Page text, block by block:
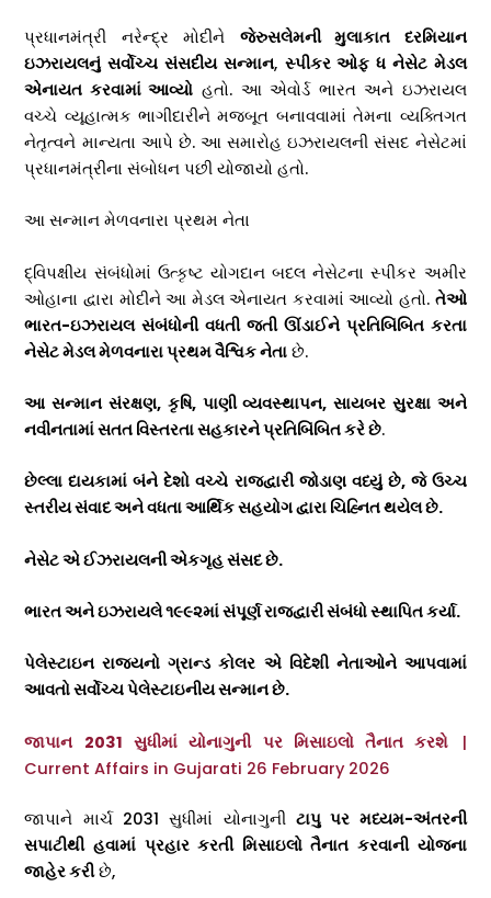
પ્રધાનમંત્રી નરેન્દ્ર મોદીને જેરુસલેમની મુલાકાત દરમિયાન
ઇઝરાયલનું સર્વોચ્ચ સંસદીય સન્માન, સ્પીકર ઓફ ધ નેસેટ મેડલ
એનાયત કરવામાં આવ્યો હતો. આ એવોર્ડ ભારત અને ઇઝરાયલ
વચ્ચે વ્યૂહાત્મક ભાગીદારીને મજબૂત બનાવવામાં તેમના વ્યક્તિગત
નેતૃત્વને માન્યતા આપે છે. આ સમારોહ ઇઝરાયલની સંસદ નેસેટમાં
પ્રધાનમંત્રીના સંબોધન પછી યોજાયો હતો.
આ સન્માન મેળવનારા પ્રથમ નેતા
દ્વિપક્ષીય સંબંધોમાં ઉત્કૃષ્ટ યોગદાન બદલ નેસેટના સ્પીકર અમીર
ઓહાના દ્વારા મોદીને આ મેડલ એનાયત કરવામાં આવ્યો હતો. તેઓ
ભારત-ઇઝરાયલ સંબંધોની વધતી જતી ઊંડાઈને પ્રતિબિંબિત કરતા
નેસેટ મેડલ મેળવનારા પ્રથમ વૈશ્વિક નેતા છે.
આ સન્માન સંરક્ષણ, કૃષિ, પાણી વ્યવસ્થાપન,સાયબર સુરક્ષા અને
નવીનતામાં સતત વિસ્તરતા સહકારને પ્રતિબિંબિત કરે છે.
છેલ્લા દાયકામાં બંને દેશો વચ્ચે રાજદ્વારી જોડાણ વધ્યું છે, જે ઉચ્ચ
સ્તરીય સંવાદ અને વધતા આર્થિક સહયોગ દ્વારા ચિહ્નિત થયેલ છે.
નેસેટ એ ઈઝરાયલની એકગૃહ સંસદ છે.
ભારત અને ઇઝરાયલે ૧૯૯૨માં સંપૂર્ણ રાજદ્વારી સંબંધો સ્થાપિત કર્યા.
પેલેસ્ટાઇન રાજ્યનો ગ્રાન્ડ કોલર એ વિદેશી નેતાઓને આપવામાં
આવતો સર્વોચ્ચ પેલેસ્ટાઇનીય સન્માન છે.
જાપાન 2031 સુધીમાં યોનાગુની પર મિસાઇલો તૈનાત કરશે |
Current Affairs in Gujarati 26 February 2026
જાપાને માર્ચ 2031 સુધીમાં યોનાગુની ટાપુ પર મધ્યમ-અંતરની
સપાટીથી હવામાં પ્રહાર કરતી મિસાઇલો તૈનાત કરવાની યોજના
જાહેર કરીછે,